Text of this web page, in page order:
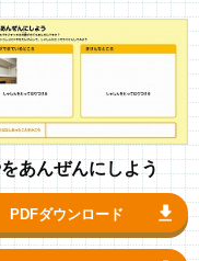
あんぜんにしよう
PDFダウンロード